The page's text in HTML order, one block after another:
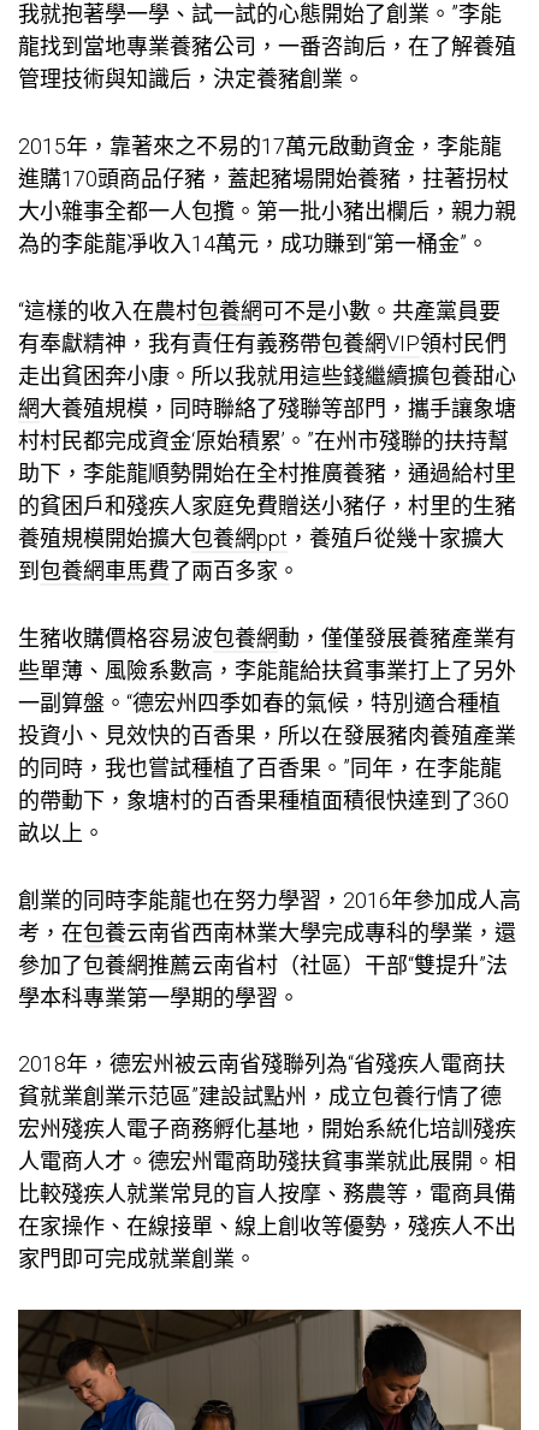
我就抱著學一學、試一試的心態開始了創業。”李能
龍找到當地專業養豬公司，一番咨詢后，在了解養殖
管理技術與知識后，決定養豬創業。
2015年，靠著來之不易的17萬元啟動資金，李能龍
進購170頭商品仔豬，蓋起豬場開始養豬，拄著拐杖
大小雜事全都一人包攬。第一批小豬出欄后，親力親
為的李能龍凈收入14萬元，成功賺到“第一桶金”。
“這樣的收入在農村包養網可不是小數。共產黨員要
有奉獻精神，我有責任有義務帶包養網VIP領村民們
走出貧困奔小康。所以我就用這些錢繼續擴包養甜心
網大養殖規模，同時聯絡了殘聯等部門，攜手讓象塘
村村民都完成資金‘原始積累’。”在州市殘聯的扶持幫
助下，李能龍順勢開始在全村推廣養豬，通過給村里
的貧困戶和殘疾人家庭免費贈送小豬仔，村里的生豬
養殖規模開始擴大包養網ppt ，養殖戶從幾十家擴大
到 包養網車馬費了兩百多家。
生豬收購價格容易波包養網動，僅僅發展養豬產業有
些單薄、風險系數高，李能龍給扶貧事業打上了另外
一副算盤。“德宏州四季如春的氣候，特別適合種植
投資小、見效快的百香果，所以在發展豬肉養殖產業
的同時，我也嘗試種植了百香果。”同年，在李能龍
的帶動下，象塘村的百香果種植面積很快達到了360
畝以上。
創業的同時李能龍也在努力學習，2016年參加成人高
考，在包養云南省西南林業大學完成專科的學業，還
參加了包養網推薦云南省村（社區）干部“雙提升”法
學本科專業第一學期的學習。
2018年，德宏州被云南省殘聯列為“省殘疾人電商扶
貧就業創業示范區”建設試點州，成立包養行情了德
宏州殘疾人電子商務孵化基地，開始系統化培訓殘疾
人電商人才。德宏州電商助殘扶貧事業就此展開。相
比較殘疾人就業常見的盲人按摩、務農等，電商具備
在家操作、在線接單、線上創收等優勢，殘疾人不出
家門即可完成就業創業。